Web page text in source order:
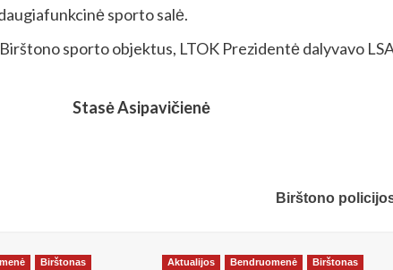
sporto salė.
sporto objektus, LTOK Prezidentė dalyvavo
Stasė Asipavičienė
Birštono
Birštonas Aktualijos Bendruomenė Birštonas